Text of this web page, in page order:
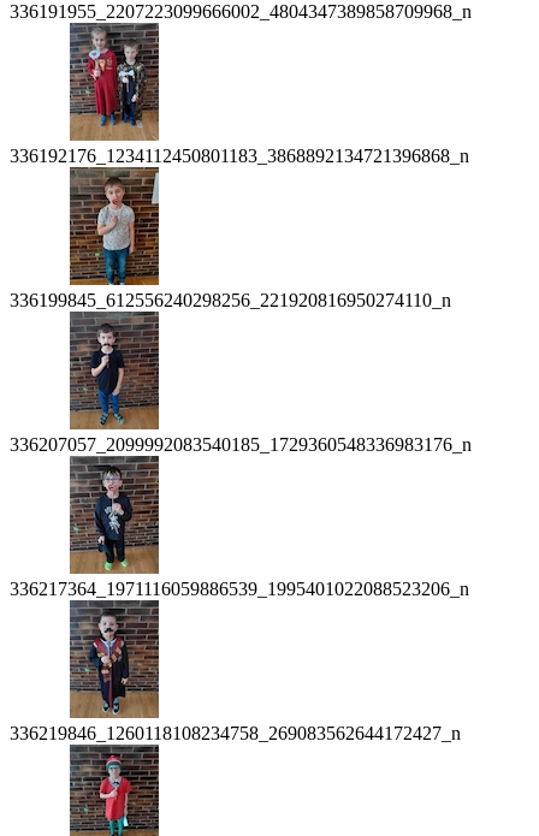
336191955_2207223099666002_4804347389858709968_n
336192176_1234112450801183_3868892134721396868_n
336199845_612556240298256_221920816950274110_n
336207057_2099992083540185_1729360548336983176_n
336217364_1971116059886539_1995401022088523206_n
336219846_1260118108234758_269083562644172427_n